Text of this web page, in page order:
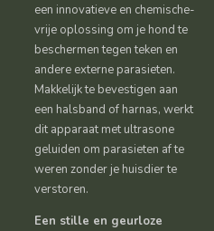
een innovatieve en chemische-
vrije oplossing om je hond te
beschermen tegen teken en
andere externe parasieten.
Makkelijk te bevestigen aan
een halsband of harnas, werkt
dit apparaat met ultrasone
geluiden om parasieten af te
weren zonder je huisdier te
verstoren.
Een stille en geurloze